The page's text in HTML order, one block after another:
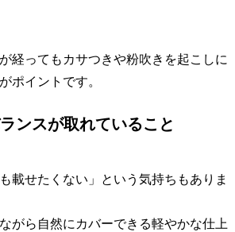
経ってもカサつきや粉吹きを起こしに
ポイントです。
ンスが取れていること
載せたくない」という気持ちもありま
がら自然にカバーできる軽やかな仕上